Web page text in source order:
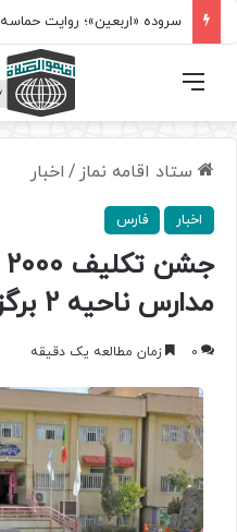
فهرست
ستاد اقامه نماز / اخبار
اخبار فارس
مدارس ناحیه 2 برگزار شد
0 زمان مطالعه یک دقیقه